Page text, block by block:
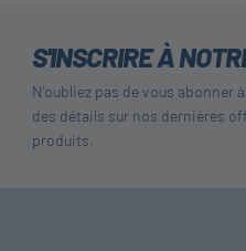
S'INSCRIRE À
N'oubliez pas de vous abonner
des détails sur nos dernières
produits.